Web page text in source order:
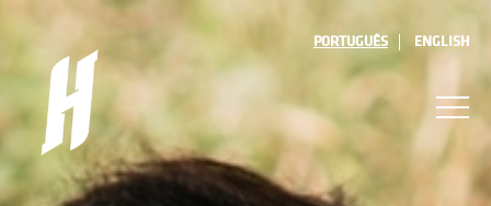
PORTUGUÊS ENGLISH